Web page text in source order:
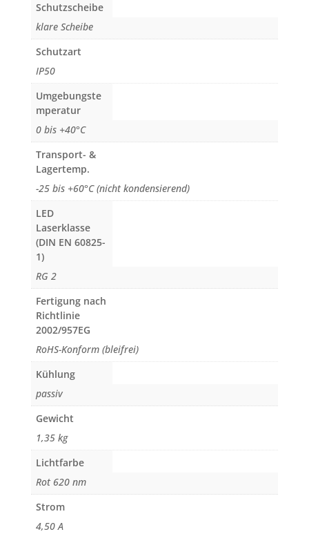
Schutzscheibe
klare Scheibe
Schutzart
IP50
Umgebungste
mperatur
0 bis +40°C
Transport- &
Lagertemp.
-25 bis +60°C (nicht kondensierend)
LED
Laserklasse
(DIN EN 60825-
1)
RG 2
Fertigung nach
Richtlinie
2002/957EG
RoHS-Konform (bleifrei)
Kühlung
passiv
Gewicht
1,35 kg
Lichtfarbe
Rot 620 nm
Strom
4,50 A